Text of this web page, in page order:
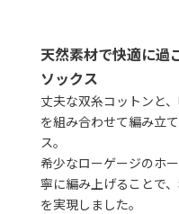
天然素材で快適に過
ソックス
丈夫な双糸コットンと
を組み合わせて編み立
ス。
希少なローゲージのホ
寧に編み上げることで
を実現しました。